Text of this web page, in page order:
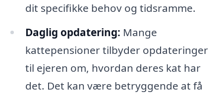
dit specifikke behov og tidsramme.
Daglig opdatering: Mange
kattepensioner tilbyder opdateringer
til ejeren om, hvordan deres kat har
det. Det kan være betryggende at få